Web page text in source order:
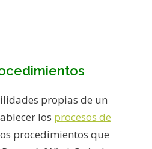
propias de un
los procesos de
procedimientos que